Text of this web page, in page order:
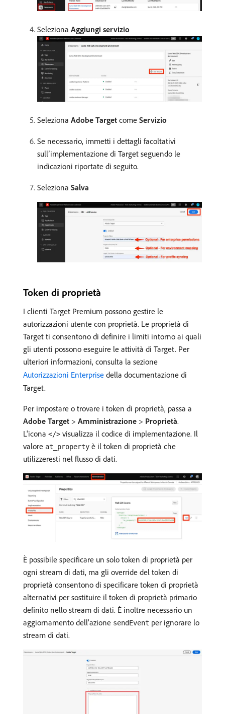
Seleziona Aggiungi servizio
Seleziona Adobe Target come Servizio
Se necessario, immetti i dettagli facoltativi
sull’implementazione di Target seguendo le
indicazioni riportate di seguito.
Seleziona Salva
Token di proprietà
I clienti Target Premium possono gestire le
autorizzazioni utente con proprietà. Le proprietà di
Target ti consentono di definire i limiti intorno ai quali
gli utenti possono eseguire le attività di Target. Per
ulteriori informazioni, consulta la sezione
Autorizzazioni Enterprise della documentazione di
Target.
Per impostare o trovare i token di proprietà, passa a
Adobe Target > Amministrazione > Proprietà.
L'icona </> visualizza il codice di implementazione. Il
valore at_property è il token di proprietà che
utilizzeresti nel flusso di dati.
È possibile specificare un solo token di proprietà per
ogni stream di dati, ma gli override del token di
proprietà consentono di specificare token di proprietà
alternativi per sostituire il token di proprietà primario
definito nello stream di dati. È inoltre necessario un
aggiornamento dell'azione sendEvent per ignorare lo
stream di dati.